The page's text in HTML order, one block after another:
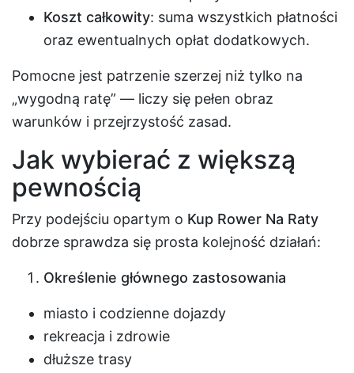
Koszt całkowity: suma wszystkich płatności
oraz ewentualnych opłat dodatkowych.
Pomocne jest patrzenie szerzej niż tylko na
„wygodną ratę” — liczy się pełen obraz
warunków i przejrzystość zasad.
Jak wybierać z większą
pewnością
Przy podejściu opartym o Kup Rower Na Raty
dobrze sprawdza się prosta kolejność działań:
Określenie głównego zastosowania
miasto i codzienne dojazdy
rekreacja i zdrowie
dłuższe trasy